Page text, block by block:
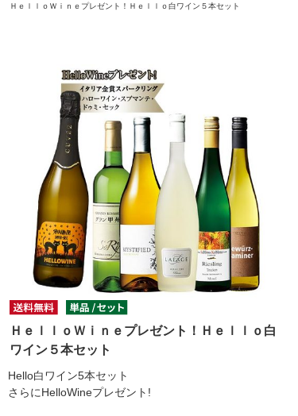
ＨｅｌｌｏＷｉｎｅプレゼント！Ｈｅｌｌｏ白ワイン５本セット
ＨｅｌｌｏＷｉｎｅプレゼント！Ｈｅｌｌｏ白
ワイン５本セット
Hello白ワイン5本セット
さらにHelloWineプレゼント!